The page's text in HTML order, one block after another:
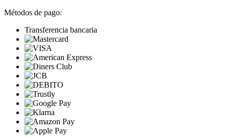
Métodos de pago:
Transferencia bancaria